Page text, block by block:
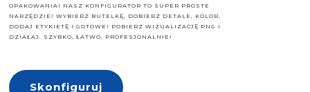
OPAKOWANIA! NASZ KONFIGURATOR TO SUPER PROSTE
NARZĘDZIE! WYBIERZ BUTELKĘ, DOBIERZ DETALE, KOLOR,
DODAJ ETYKIETĘ I GOTOWE! POBIERZ WIZUALIZACJĘ PNG I
DZIAŁAJ. SZYBKO, ŁATWO, PROFESJONALNIE!
Skonfiguruj